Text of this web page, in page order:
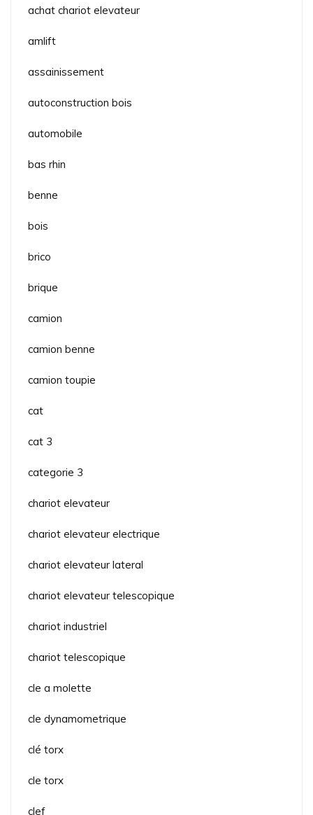
achat chariot elevateur
amlift
assainissement
autoconstruction bois
automobile
bas rhin
benne
bois
brico
brique
camion
camion benne
camion toupie
cat
cat 3
categorie 3
chariot elevateur
chariot elevateur electrique
chariot elevateur lateral
chariot elevateur telescopique
chariot industriel
chariot telescopique
cle a molette
cle dynamometrique
clé torx
cle torx
clef